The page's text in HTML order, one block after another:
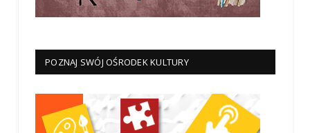
POZNAJ SWÓJ OŚRODEK KULTURY